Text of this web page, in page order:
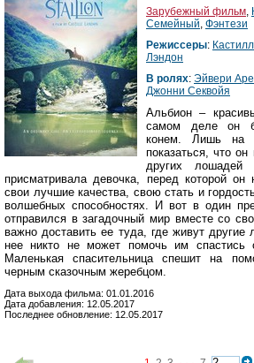
Зарубежный фильм,
Семейный, Фэнтези
Режиссеры:
Лэндон
В ролях: Эйвери
Джонни Секвойя
Альбион –
самом деле он
конем. Лишь на
показаться, что
других
присматривала девочка, перед которой он
свои лучшие качества, свою стать и
волшебных способностях. И вот в один
отправился в загадочный мир вместе со
важно доставить ее туда, где живут
нее никто не может помочь им спастись
Маленькая спасительница спешит на
черным сказочным жеребцом.
Дата выхода фильма: 01.01.2016
Дата добавления: 12.05.2017
Последнее обновление: 12.05.2017